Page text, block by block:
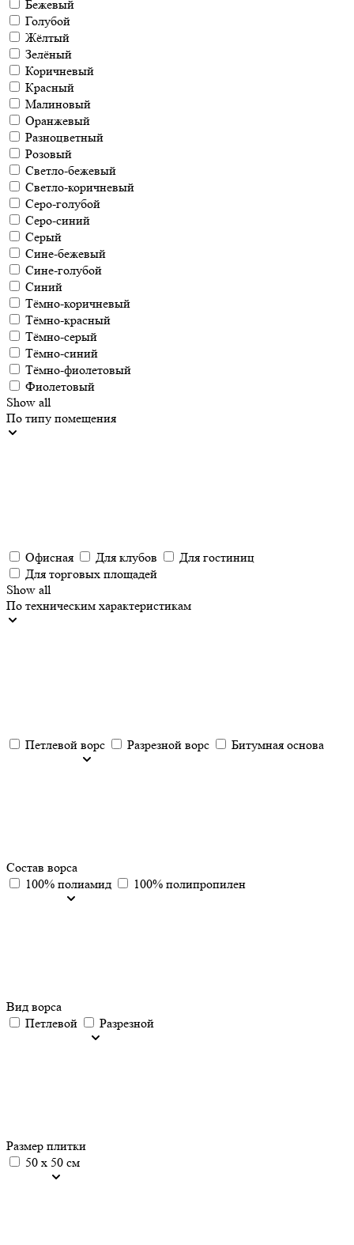
Бежевый
Голубой
Жёлтый
Зелёный
Коричневый
Красный
Малиновый
Оранжевый
Разноцветный
Розовый
Светло-бежевый
Светло-коричневый
Серо-голубой
Серо-синий
Серый
Сине-бежевый
Сине-голубой
Синий
Тёмно-коричневый
Тёмно-красный
Тёмно-серый
Тёмно-синий
Тёмно-фиолетовый
Фиолетовый
Show all
По типу помещения
Офисная Для клубов
Для гостиниц
Для торговых площадей
Show all
По техническим характеристикам
Петлевой ворс Разрезной ворс Битумная основа
Состав ворса
100% полиамид
100% полипропилен
Вид ворса
Петлевой
Разрезной
Размер плитки
50 х 50 см